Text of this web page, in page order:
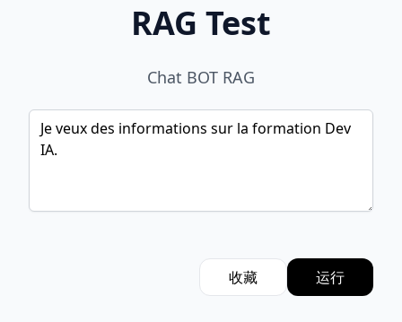
RAG Test
Chat BOT RAG
收藏 运行